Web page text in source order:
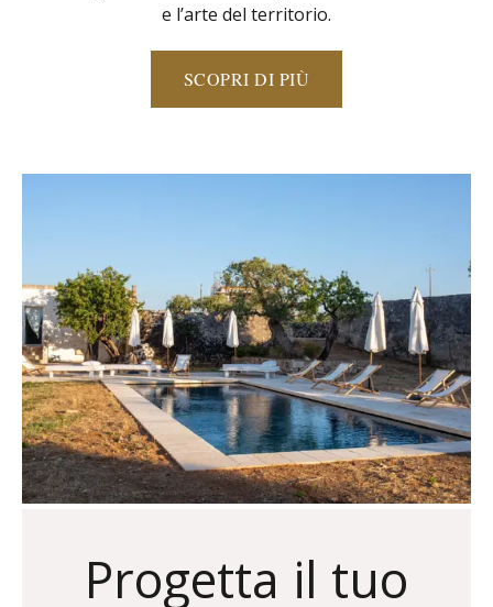
e l’arte del territorio.
SCOPRI DI PIÙ
Progetta il tuo